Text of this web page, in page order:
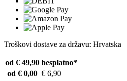
Troškovi dostave za državu: Hrvatska
od € 49,90 besplatno*
od € 0,00 € 6,90